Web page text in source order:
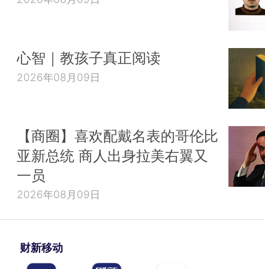
心智｜教孩子真正阅读
2026年08月09日
【商圈】喜欢配戴名表的哥伦比
亚新总统 商人出身拉美右翼又
一员
2026年08月09日
财新移动